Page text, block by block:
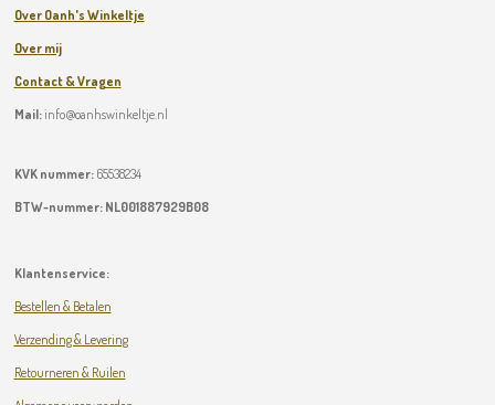
Over Oanh's Winkeltje
Over mij
Contact & Vragen
Mail:info@oanhswinkeltje.nl
KVK nummer: 65538234
BTW-nummer: NL001887929B08
Klantenservice:
Bestellen & Betalen
Verzending & Levering
Retourneren & Ruilen